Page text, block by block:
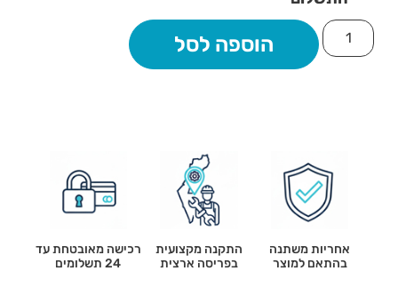
הוספה לסל
אחריות משתנה
בהתאם למוצר
התקנה מקצועית
בפריסה ארצית
רכישה מאובטחת עד
24 תשלומים